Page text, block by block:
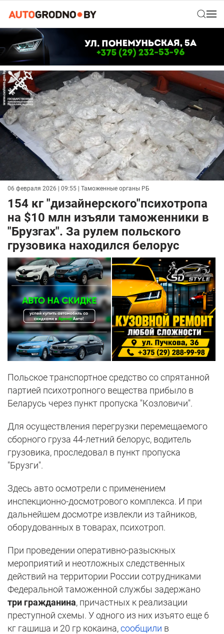
06 февраля 2026 | 09:55 | Таможенные органы РБ
154 кг "дизайнерского"психотропа
на $10 млн изъяли таможенники в
"Брузгах". За рулем польского
грузовика находился белорус
Польское транспортное средство со спрятанной
партией психотропного вещества прибыло в
Беларусь через пункт пропуска "Козловичи".
Для осуществления перегрузки перемещаемого
сборного груза 44-летний белорус, водитель
грузовика, проследовал в пункт пропуска
"Брузги".
Здесь авто осмотрели с применением
инспекционно-досмотрового комплекса. И при
дальнейшем досмотре извлекли из тайников,
оборудованных в товарах, психотроп.
При проведении оперативно-разыскных
мероприятий и неотложных следственных
действий на территории России сотрудниками
Федеральной таможенной службы задержано
три гражданина, причастных к реализации
преступной схемы. У одного из них изъято еще 6
кг гашиша и 20 гр кокаина,сообщили в